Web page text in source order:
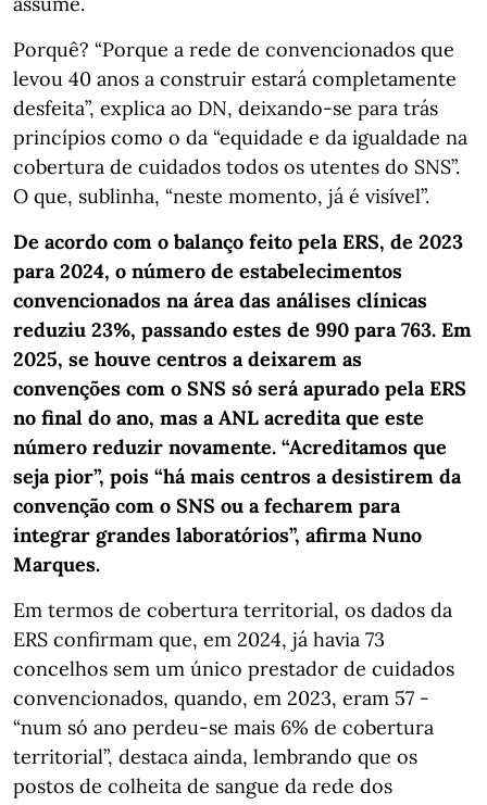
Porquê? “Porque a rede de convencionados que
levou 40 anos a construir estará completamente
desfeita”, explica ao DN, deixando-se para trás
princípios como o da “equidade e da igualdade na
cobertura de cuidados todos os utentes do SNS”.
O que, sublinha, “neste momento, já é visível”.
De acordo com o balanço feito pela ERS, de 2023
para 2024, o número de estabelecimentos
convencionados na área das análises clínicas
reduziu 23%, passando estes de 990 para 763. Em
2025, se houve centros a deixarem as
convenções com o SNS só será apurado pela ERS
no final do ano, mas a ANL acredita que este
número reduzir novamente. “Acreditamos que
seja pior”, pois “há mais centros a desistirem da
convenção com o SNS ou a fecharem para
integrar grandes laboratórios”, afirma Nuno
Marques.
Em termos de cobertura territorial, os dados da
ERS confirmam que, em 2024, já havia 73
concelhos sem um único prestador de cuidados
convencionados, quando, em 2023, eram 57 -
“num só ano perdeu-se mais 6% de cobertura
territorial”, destaca ainda, lembrando que os
postos de colheita de sangue da rede dos